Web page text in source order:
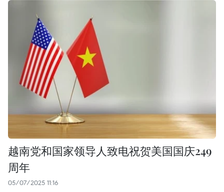
越南党和国家领导人致电祝贺美国国庆249
周年
05/07/2025 11:16